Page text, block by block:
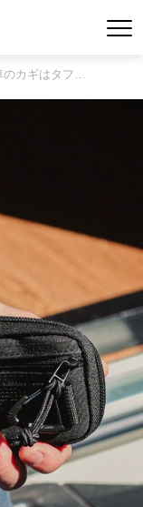
のカギはタフ…